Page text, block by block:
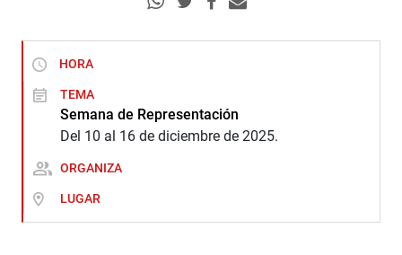
HORA
TEMA
Semana de Representación
Del 10 al 16 de diciembre de 2025.
ORGANIZA
LUGAR